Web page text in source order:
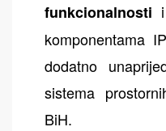
funkcionalnosti
komponentama
dodatno
sistema
BiH.